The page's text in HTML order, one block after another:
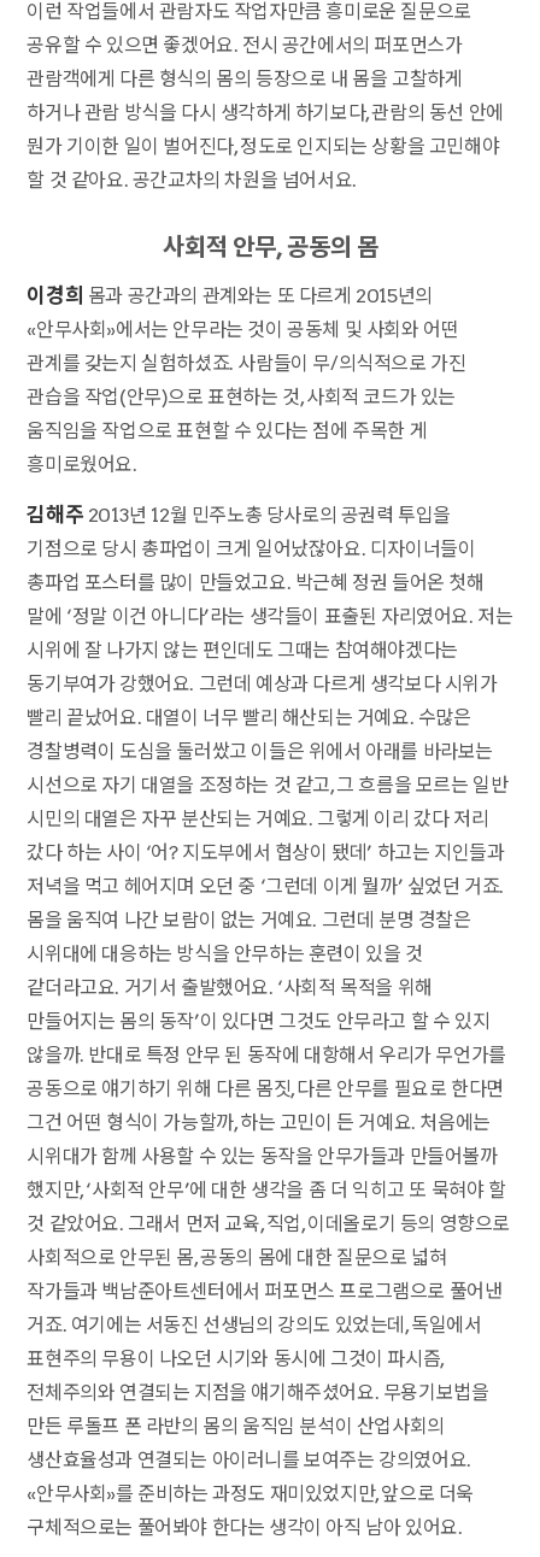
이런 작업들에서 관람자도 작업자만큼 흥미로운 질문으로
공유할 수 있으면 좋겠어요. 전시 공간에서의 퍼포먼스가
관람객에게 다른 형식의 몸의 등장으로 내 몸을 고찰하게
하거나 관람 방식을 다시 생각하게 하기보다, 관람의 동선 안에
뭔가 기이한 일이 벌어진다, 정도로 인지되는 상황을 고민해야
할 것 같아요. 공간교차의 차원을 넘어서요.
사회적 안무, 공동의 몸
이경희 몸과 공간과의 관계와는 또 다르게 2015년의
«안무사회»에서는 안무라는 것이 공동체 및 사회와 어떤
관계를 갖는지 실험하셨죠. 사람들이 무/의식적으로 가진
관습을 작업(안무)으로 표현하는 것, 사회적 코드가 있는
움직임을 작업으로 표현할 수 있다는 점에 주목한 게
흥미로웠어요.
김해주 2013년 12월 민주노총 당사로의 공권력 투입을
기점으로 당시 총파업이 크게 일어났잖아요. 디자이너들이
총파업 포스터를 많이 만들었고요. 박근혜 정권 들어온 첫해
말에 ‘정말 이건 아니다’라는 생각들이 표출된 자리였어요. 저는
시위에 잘 나가지 않는 편인데도 그때는 참여해야겠다는
동기부여가 강했어요. 그런데 예상과 다르게 생각보다 시위가
빨리 끝났어요. 대열이 너무 빨리 해산되는 거예요. 수많은
경찰병력이 도심을 둘러쌌고 이들은 위에서 아래를 바라보는
시선으로 자기 대열을 조정하는 것 같고, 그 흐름을 모르는 일반
시민의 대열은 자꾸 분산되는 거예요. 그렇게 이리 갔다 저리
갔다 하는 사이 ‘어? 지도부에서 협상이 됐데’ 하고는 지인들과
저녁을 먹고 헤어지며 오던 중 ‘그런데 이게 뭘까’ 싶었던 거죠.
몸을 움직여 나간 보람이 없는 거예요. 그런데 분명 경찰은
시위대에 대응하는 방식을 안무하는 훈련이 있을 것
같더라고요. 거기서 출발했어요. ‘사회적 목적을 위해
만들어지는 몸의 동작’이 있다면 그것도 안무라고 할 수 있지
않을까. 반대로 특정 안무 된 동작에 대항해서 우리가 무언가를
공동으로 얘기하기 위해 다른 몸짓, 다른 안무를 필요로 한다면
그건 어떤 형식이 가능할까, 하는 고민이 든 거예요. 처음에는
시위대가 함께 사용할 수 있는 동작을 안무가들과 만들어볼까
했지만, ‘사회적 안무’에 대한 생각을 좀 더 익히고 또 묵혀야 할
것 같았어요. 그래서 먼저 교육, 직업, 이데올로기 등의 영향으로
사회적으로 안무된 몸, 공동의 몸에 대한 질문으로 넓혀
작가들과 백남준아트센터에서 퍼포먼스 프로그램으로 풀어낸
거죠. 여기에는 서동진 선생님의 강의도 있었는데, 독일에서
표현주의 무용이 나오던 시기와 동시에 그것이 파시즘,
전체주의와 연결되는 지점을 얘기해주셨어요. 무용기보법을
만든 루돌프 폰 라반의 몸의 움직임 분석이 산업사회의
생산효율성과 연결되는 아이러니를 보여주는 강의였어요.
«안무사회»를 준비하는 과정도 재미있었지만, 앞으로 더욱
구체적으로는 풀어봐야 한다는 생각이 아직 남아 있어요.